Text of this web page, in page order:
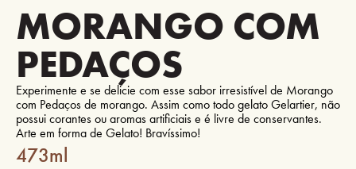
MORANGO COM
PEDAÇOS
Experimente e se delicie com esse sabor irresistível de Morango
com Pedaços de morango. Assim como todo gelato Gelartier, não
possui corantes ou aromas artificiais e é livre de conservantes.
Arte em forma de Gelato! Bravíssimo!
473ml